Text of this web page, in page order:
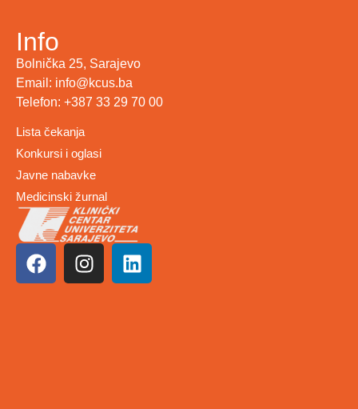
Info
Bolnička 25, Sarajevo
Email: info@kcus.ba
Telefon: +387 33 29 70 00
Lista čekanja
Konkursi i oglasi
Javne nabavke
Medicinski žurnal